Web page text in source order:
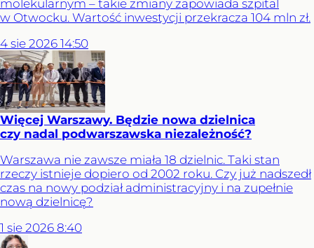
molekularnym – takie zmiany zapowiada szpital
w Otwocku. Wartość inwestycji przekracza 104 mln zł.
4 sie 2026 14:50
Więcej Warszawy. Będzie nowa dzielnica
czy nadal podwarszawska niezależność?
Warszawa nie zawsze miała 18 dzielnic. Taki stan
rzeczy istnieje dopiero od 2002 roku. Czy już nadszedł
czas na nowy podział administracyjny i na zupełnie
nową dzielnicę?
1 sie 2026 8:40